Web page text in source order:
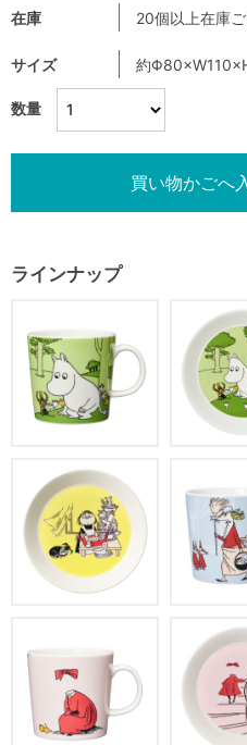
数量
在庫 20個以上在庫ご
サイズ 約
ラインナップ